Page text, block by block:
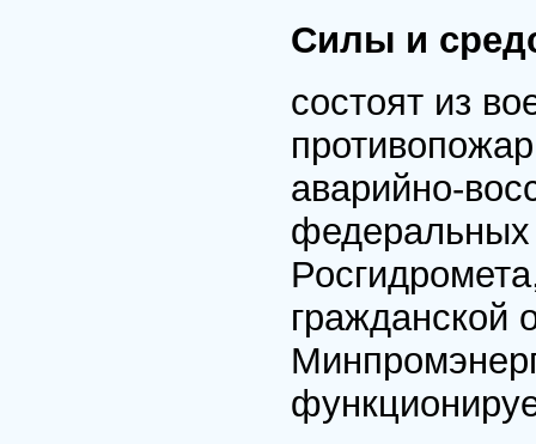
Силы и
состоят из
аварийно-
федеральных